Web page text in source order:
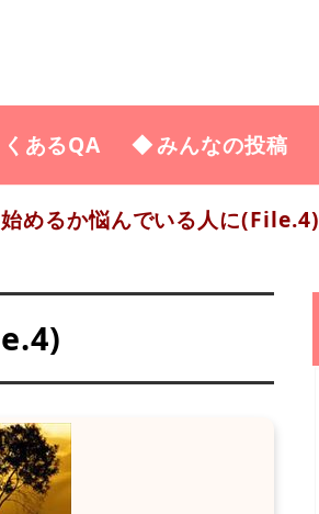
あるQA みんなの投稿
めるか悩んでいる人に(File.4)